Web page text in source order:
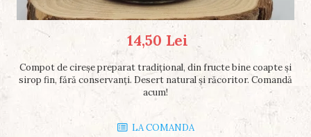
14,50 Lei
Compot de cireșe preparat tradițional, din fructe bine coapte și
sirop fin, fără conservanți. Desert natural și răcoritor. Comandă
acum!
LA COMANDA